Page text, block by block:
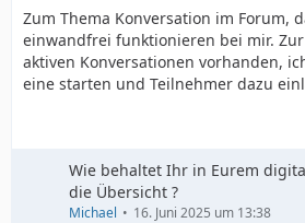
Zum Thema Konversation im Forum,
einwandfrei funktionieren bei mir.
aktiven Konversationen vorhanden,
eine starten und Teilnehmer dazu
Wie behaltet Ihr in Eurem
die Übersicht ?
Michael 16. Juni 2025 um 13:38